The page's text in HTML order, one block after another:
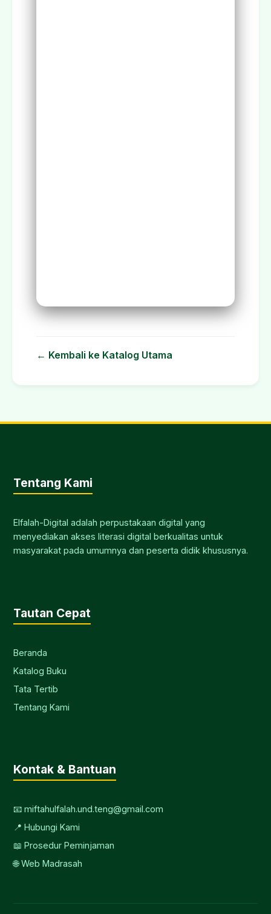
← Kembali ke Katalog Utama
Tentang Kami
Elfalah-Digital adalah perpustakaan digital yang
menyediakan akses literasi digital berkualitas untuk
masyarakat pada umumnya dan peserta didik khususnya.
Tautan Cepat
Beranda
Katalog Buku
Tata Tertib
Tentang Kami
Kontak & Bantuan
📧 miftahulfalah.und.teng@gmail.com
📍 Hubungi Kami
📖 Prosedur Peminjaman
🌐 Web Madrasah